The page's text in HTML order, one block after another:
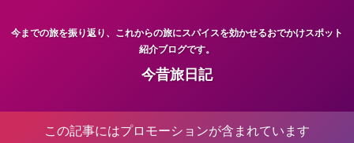
今までの旅を振り返り、これからの旅にスパイスを効かせるおでかけスポット
紹介ブログです。
今昔旅日記
この記事にはプロモーションが含まれています